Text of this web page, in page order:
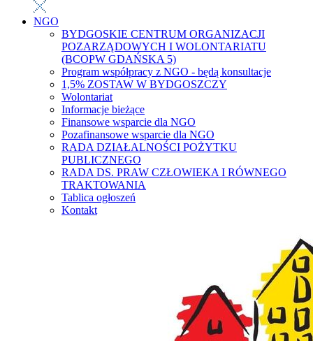
NGO
BYDGOSKIE CENTRUM ORGANIZACJI
POZARZĄDOWYCH I WOLONTARIATU
(BCOPW GDAŃSKA 5)
Program współpracy z NGO - będą konsultacje
1,5% ZOSTAW W BYDGOSZCZY
Wolontariat
Informacje bieżące
Finansowe wsparcie dla NGO
Pozafinansowe wsparcie dla NGO
RADA DZIAŁALNOŚCI POŻYTKU
PUBLICZNEGO
RADA DS. PRAW CZŁOWIEKA I RÓWNEGO
TRAKTOWANIA
Tablica ogłoszeń
Kontakt